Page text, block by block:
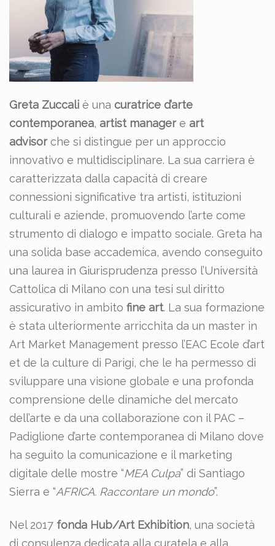
Greta Zuccali è una curatrice d’arte
contemporanea, artist manager e art
advisorche si distingue per un approccio
innovativo e multidisciplinare. La sua carriera è
caratterizzata dalla capacità di creare
connessioni significative tra artisti, istituzioni
culturali e aziende, promuovendo l’arte come
strumento di dialogo e impatto sociale. Greta ha
una solida base accademica, avendo conseguito
una laurea in Giurisprudenza presso l’Università
Cattolica di Milano con una tesi sul diritto
assicurativo in ambito fine art. La sua formazione
è stata ulteriormente arricchita da un master in
Art Market Management presso l’EAC Ecole d’art
et de la culture di Parigi, che le ha permesso di
sviluppare una visione globale e una profonda
comprensione delle dinamiche del mercato
dell’arte e da una collaborazione con il PAC –
Padiglione d’arte contemporanea di Milano dove
ha seguito la comunicazione e il marketing
digitale delle mostre “MEA Culpa” di Santiago
Sierra e “AFRICA. Raccontare un mondo”.
Nel 2017 fonda Hub/Art Exhibition, una società
di consulenza dedicata alla curatela e alla